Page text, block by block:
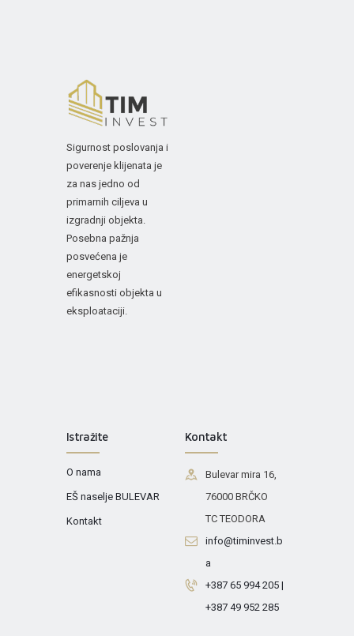
Sigurnost poslovanja i
poverenje klijenata je
za nas jedno od
primarnih ciljeva u
izgradnji objekta.
Posebna pažnja
posvećena je
energetskoj
efikasnosti objekta u
eksploataciji.
Istražite
O nama
EŠ naselje BULEVAR
Kontakt
Kontakt
Bulevar mira 16,
76000 BRČKO
TC TEODORA
info@timinvest.b
a
+387 65 994 205 |
+387 49 952 285